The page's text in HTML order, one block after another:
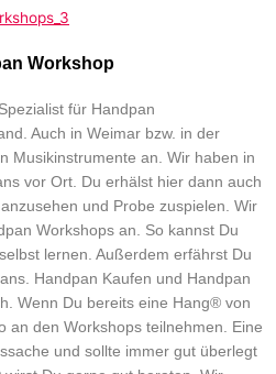
Workshop
für Handpan
Auch in Weimar bzw. in der
Musikinstrumente an. Wir haben in
vor Ort. Du erhälst hier dann auch
und Probe zuspielen. Wir
Workshops an. So kannst Du
lernen. Außerdem erfährst Du
Handpan Kaufen und Handpan
Wenn Du bereits eine Hang® von
an den Workshops teilnehmen. Eine
und sollte immer gut überlegt